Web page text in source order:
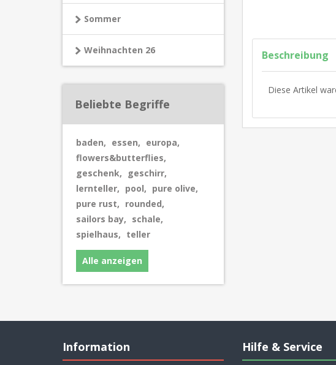
Sommer
Weihnachten 26
Beliebte Begriffe
baden, essen, europa,
flowers&butterflies,
geschenk, geschirr,
lernteller, pool, pure olive,
pure rust, rounded,
sailors bay, schale,
spielhaus, teller
Alle anzeigen
Beschreibung
Diese Artikel
Information Hilfe & Service